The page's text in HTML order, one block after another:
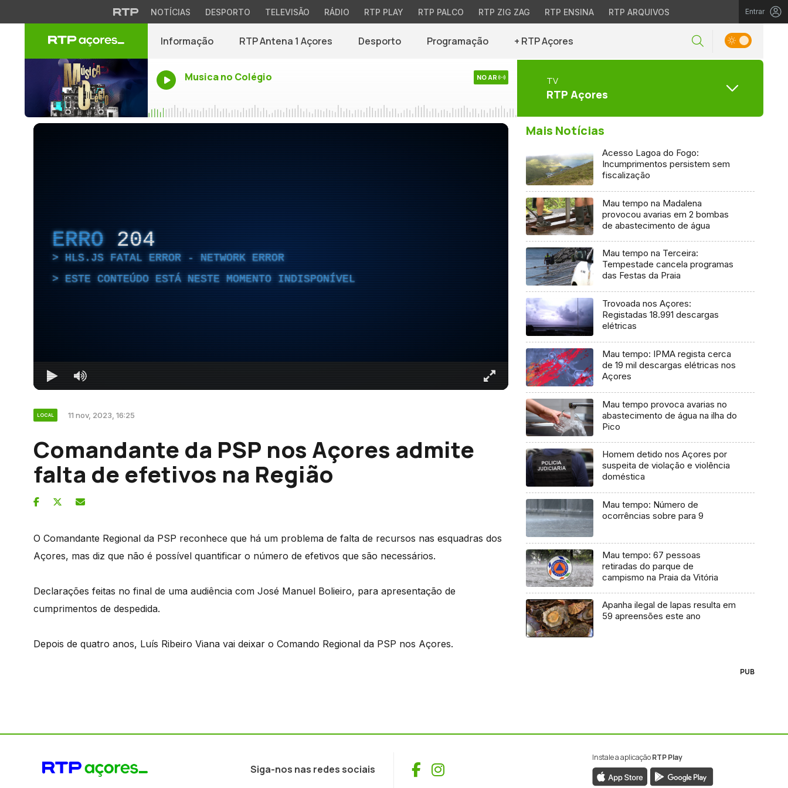
NOTÍCIAS DESPORTO TELEVISÃO RÁDIO RTP PLAY RTP PALCO RTP ZIG ZAG RTP ENSINA RTP ARQUIVOS Entrar
Informação RTP Antena 1 Açores Desporto Programação + RTP Açores
Musica no Colégio NO AR TV
RTP Açores
ERRO 204
HLS.JS FATAL ERROR - NETWORK ERROR
ESTE CONTEÚDO ESTÁ NESTE MOMENTO INDISPONÍVEL
LOCAL 11 nov, 2023, 16:25
Comandante da PSP nos Açores admite
falta de efetivos na Região
O Comandante Regional da PSP reconhece que há um problema de falta de recursos nas esquadras dos
Açores, mas diz que não é possível quantificar o número de efetivos que são necessários.
Declarações feitas no final de uma audiência com José Manuel Bolieiro, para apresentação de
cumprimentos de despedida.
Depois de quatro anos, Luís Ribeiro Viana vai deixar o Comando Regional da PSP nos Açores.
Mais Notícias
Acesso Lagoa do Fogo:
Incumprimentos persistem sem
fiscalização
Mau tempo na Madalena
provocou avarias em 2 bombas
de abastecimento de água
Mau tempo na Terceira:
Tempestade cancela programas
das Festas da Praia
Trovoada nos Açores:
Registadas 18.991 descargas
elétricas
Mau tempo: IPMA regista cerca
de 19 mil descargas elétricas nos
Açores
Mau tempo provoca avarias no
abastecimento de água na ilha do
Pico
Homem detido nos Açores por
suspeita de violação e violência
doméstica
Mau tempo: Número de
ocorrências sobre para 9
Mau tempo: 67 pessoas
retiradas do parque de
campismo na Praia da Vitória
Apanha ilegal de lapas resulta em
59 apreensões este ano
PUB
Siga-nos nas redes sociais Facebook
Instagram
Instale a aplicaçãoRTP Play